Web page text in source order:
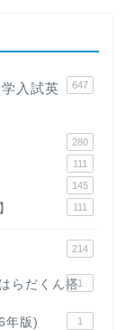
入試英
647
280
111
145
111
214
らだくん搭1
年版) 1